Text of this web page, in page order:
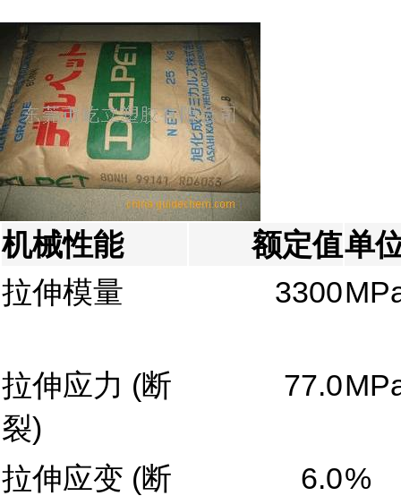
机械性能 额定值单
拉伸模量
3300
拉伸应力 (断
裂)
77.0
拉伸应变 (断
6.0%